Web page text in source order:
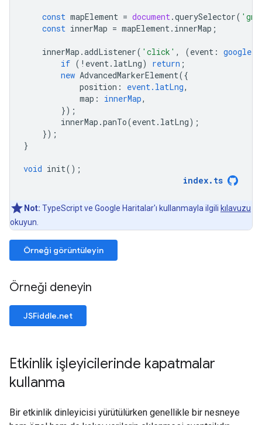
const mapElement = document.querySelector(
const innerMap = mapElement. innerMap ;
innerMap .addListener( 'click' , (event :
if ( ! event. latLng) return ;
new AdvancedMarkerElement({
position : event.latLng,
map : innerMap,
});
innerMap .panTo(event. latLng);
});
}
void init();
index. ts
Not: TypeScript ve Google Haritalar'ı kullanmayla ilgili kılavuzu
okuyun.
Örneği görüntüleyin
Örneği deneyin
JSFiddle.net
Etkinlik işleyicilerinde kapatmalar
kullanma
Bir etkinlik dinleyicisi yürütülürken genellikle bir nesneye